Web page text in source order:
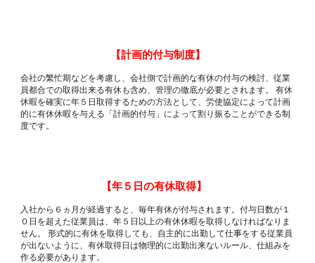
【計画的付与制度】
会社の繁忙期などを考慮し、会社側で計画的な有休の付与の検討、従業
員都合での取得出来る有休も含め、管理の徹底が必要とされます。 有休
休暇を確実に年 ５ 日取得するための方法として、労使協定によって計画
的に有休休暇を与える「計画的付与」によって割り振ることができる制
度です。
【年５日の有休取得】
入社から ６ ヵ月が経過すると、毎年有休が付与されます。付与日数が １
０ 日を超えた従業員は、年 ５ 日以上の有休休暇を取得しなければなりま
せん。 形式的に有休を取得しても、自主的に出勤して仕事をする従業員
が出ないように、有休取得日は物理的に出勤出来ないルール、仕組みを
作る必要があります。